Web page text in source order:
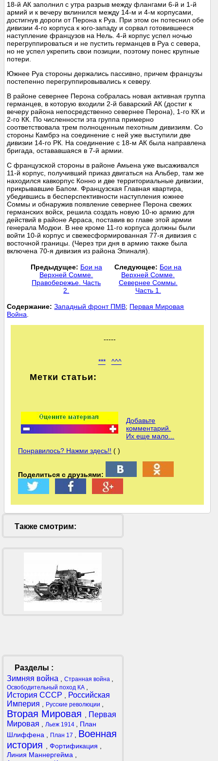
18-й АК заполнил с утра разрыв между флангами 6-й и 1-й
армий и к вечеру вклинился между 14-м и 4-м корпусами,
достигнув дороги от Перона к Руа. При этом он потеснил обе
дивизии 4-го корпуса к юго-западу и сорвал готовившееся
наступление французов на Нель. 4-й корпус успел ночью
перегруппироваться и не пустить германцев в Руа с севера,
но не успел укрепить свои позиции, поэтому понес крупные
потери.
Южнее Руа стороны держались пассивно, причем французы
постепенно перегруппировывались к северу.
В районе севернее Перона собралась новая активная группа
германцев, в которую входили 2-й баварский АК (достиг к
вечеру района непосредственно севернее Перона), 1-го КК и
2-го КК. По численности эта группа примерно
соответствовала трем полноценным пехотным дивизиям. Со
стороны Камбрэ на соединение с ней уже выступили две
дивизии 14-го РК. На соединение с 18-м АК была направлена
бригада, остававшаяся в 7-й армии.
С французской стороны в районе Амьена уже высаживался
11-й корпус, получивший приказ двигаться на Альбер, там же
находился кавкорпус Конно и две территориальные дивизии,
прикрывавшие Бапом. Французская Главная квартира,
убедившись в бесперспективности наступления южнее
Соммы и обнаружив появление севернее Перона свежих
германских войск, решила создать новую 10-ю армию для
действий в районе Арраса, поставив во главе этой армии
генерала Модюи. В нее кроме 11-го корпуса должны были
войти 10-й корпус и свежесформированная 77-я дивизия с
восточной границы. (Через три дня в армию также была
включена 70-я дивизия из района Эпиналя).
Предыдущее: Бои на
Верхней Сомме.
Правобережье. Часть
2.
Следующее: Бои на
Верхней Сомме.
Севернее Соммы.
Часть 1.
Cодержание: Западный фронт ПМВ; Первая Мировая
Война
-----
*** ^^^
Метки статьи:
Добавьте
комментарий.
Их еще мало...
Понравилось? Нажми здесь!! ( )
Поделиться с друзьями:
Также смотрим:
Разделы :
Зимняя война
Странная война
Освободительный поход КА
История СССР
Российская
Империя
Русские революции
Вторая Мировая
Первая
Мировая
Льеж 1914
План
Шлиффена
План 17
Военная
история
Фортификация
Линия Маннергейма